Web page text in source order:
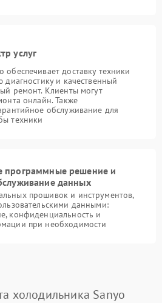
услуг
доставку техники
и качественный
ремонт. Клиенты могут
онлайн. Также
обслуживание для
техники
программные решение и
данных
прошивок и инструментов,
данными:
конфиденциальность и
при необходимости
холодильника Sanyo